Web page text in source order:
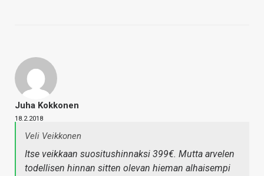
Juha Kokkonen
18.2.2018
Veli Veikkonen
Itse veikkaan suositushinnaksi 399€. Mutta arvelen
todellisen hinnan sitten olevan hieman alhaisempi